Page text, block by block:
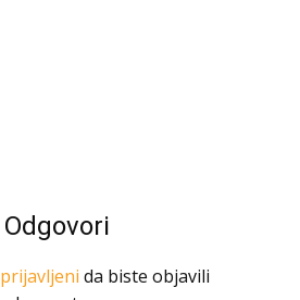
Odgovori
prijavljeni da biste objavili